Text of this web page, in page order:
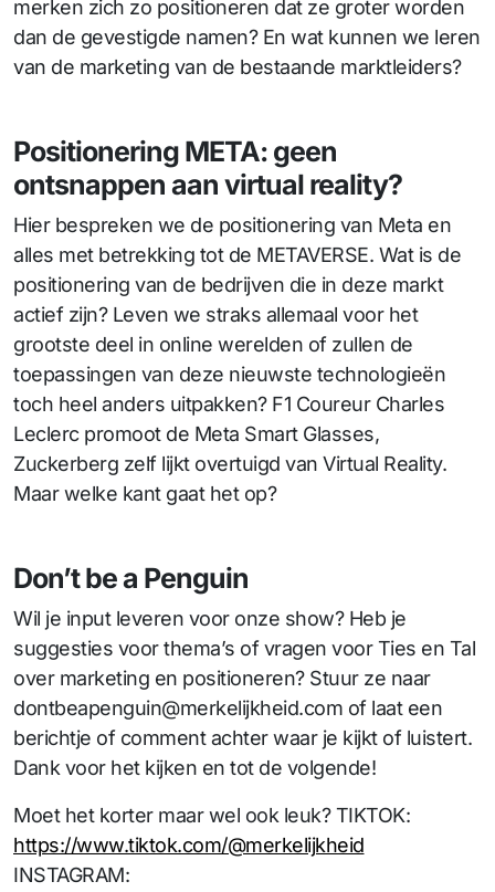
merken zich zo positioneren dat ze groter worden
dan de gevestigde namen? En wat kunnen we leren
van de marketing van de bestaande marktleiders?
Positionering META: geen
ontsnappen aan virtual reality?
Hier bespreken we de positionering van Meta en
alles met betrekking tot de METAVERSE. Wat is de
positionering van de bedrijven die in deze markt
actief zijn? Leven we straks allemaal voor het
grootste deel in online werelden of zullen de
toepassingen van deze nieuwste technologieën
toch heel anders uitpakken? F1 Coureur Charles
Leclerc promoot de Meta Smart Glasses,
Zuckerberg zelf lijkt overtuigd van Virtual Reality.
Maar welke kant gaat het op?
Don’t be a Penguin
Wil je input leveren voor onze show? Heb je
suggesties voor thema’s of vragen voor Ties en Tal
over marketing en positioneren? Stuur ze naar
dontbeapenguin@merkelijkheid.com of laat een
berichtje of comment achter waar je kijkt of luistert.
Dank voor het kijken en tot de volgende!
Moet het korter maar wel ook leuk? TIKTOK:
https://www.tiktok.com/@merkelijkheid
INSTAGRAM: